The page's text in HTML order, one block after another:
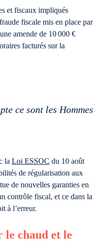
et fiscaux impliqués
fiscale mis en place par
amende de 10 000 €
facturés sur la
ce sont les Hommes
la Loi ESSOC du 10 août
de régularisation aux
de nouvelles garanties en
contrôle fiscal, et ce dans la
à l’erreur.
le chaud et le